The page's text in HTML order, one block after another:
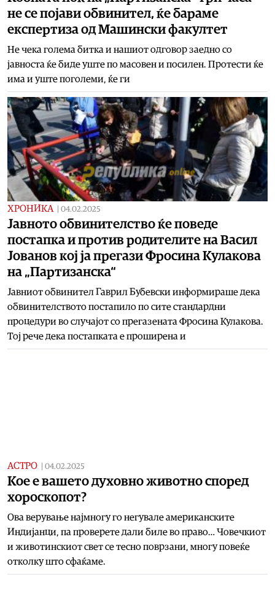
не се појави обвинител, ќе бараме
експертиза од Машински факултет
Не чека голема битка и нашиот одговор заедно со
јавноста ќе биде уште по масовен и посилен. Протести ќе
има и уште поголеми, ќе ги
ХРОНИКА 04.02.2025
Јавното обвинителство ќе поведе
постапка и против родителите на Васил
Јованов кој ја прегази Фросина Кулакова
на „Партизанска“
Јавниот обвинител Гаврил Бубевски информираше дека
обвинителството постапило по сите стандардни
процедури во случајот со прегазената Фросина Кулакова.
Тој рече дека постапката е проширена и
АСТРО 04.02.2025
Кое е вашето духовно животно според
хороскопот?
Ова верување најмногу го негувале американските
Индијанци, па проверете дали биле во право… Човечкиот
и животинскиот свет се тесно поврзани, многу повеќе
отколку што сфаќаме.